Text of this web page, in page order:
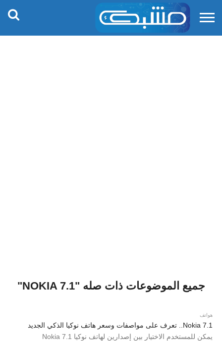
جميع الموضوعات ذات صله "NOKIA 7.1"
هواتف
Nokia 7.1.. تعرف على مواصفات وسعر هاتف نوكيا الذكي الجديد
يمكن للمستخدم الاختيار بين إصدارين لهاتف نوكيا Nokia 7.1